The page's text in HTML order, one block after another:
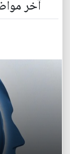
آخر